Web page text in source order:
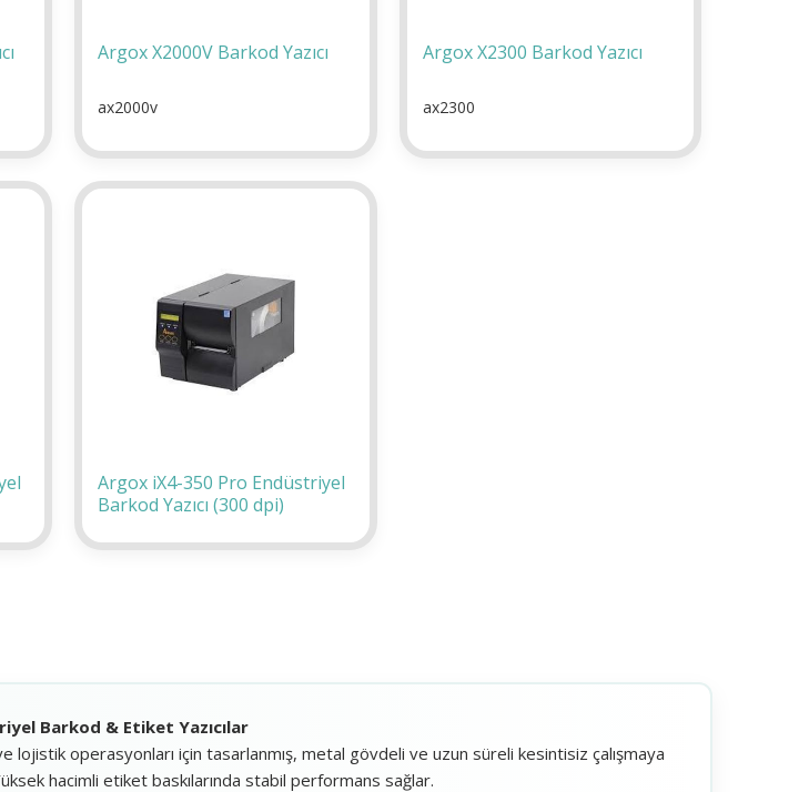
Argox X2000V Barkod Yazıcı
ax2000v
Argox X2300 Barkod Yazıcı
ax2300
Argox iX4-350 Pro Endüstriyel
Barkod Yazıcı (300 dpi)
Barkod & Etiket Yazıcılar
lojistik operasyonları için tasarlanmış, metal gövdeli ve uzun süreli kesintisiz çalışmaya
hacimli etiket baskılarında stabil performans sağlar.